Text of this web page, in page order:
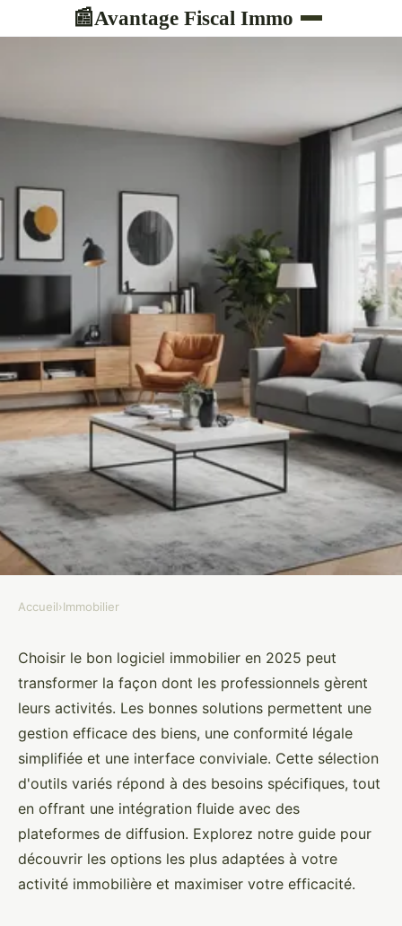
📰Avantage Fiscal Immo
Les meilleurs logiciels
immobiliers à choisir en 2025
Romy•10 février 2025• 3 min de lecture
Accueil›Immobilier
Choisir le bon logiciel immobilier en 2025 peut
transformer la façon dont les professionnels gèrent
leurs activités. Les bonnes solutions permettent une
gestion efficace des biens, une conformité légale
simplifiée et une interface conviviale. Cette sélection
d'outils variés répond à des besoins spécifiques, tout
en offrant une intégration fluide avec des
plateformes de diffusion. Explorez notre guide pour
découvrir les options les plus adaptées à votre
activité immobilière et maximiser votre efficacité.